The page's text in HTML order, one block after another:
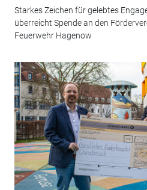
Starkes Zeichen für gelebtes
überreicht Spende an den
Feuerwehr Hagenow